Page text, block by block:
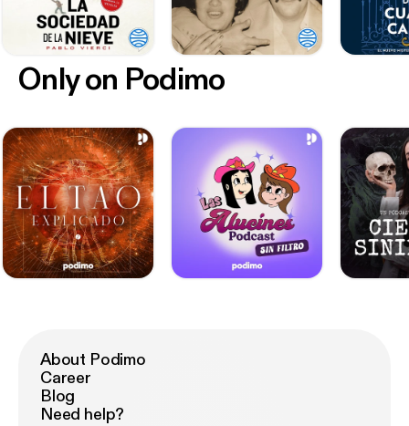
Only on Podimo
About Podimo
Career
Blog
Need help?